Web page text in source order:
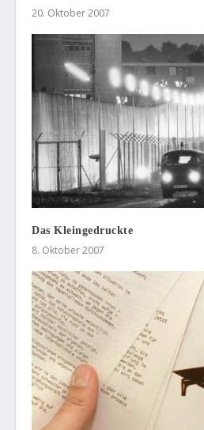
20. Oktober 2007
Das Kleingedruckte
8. Oktober 2007